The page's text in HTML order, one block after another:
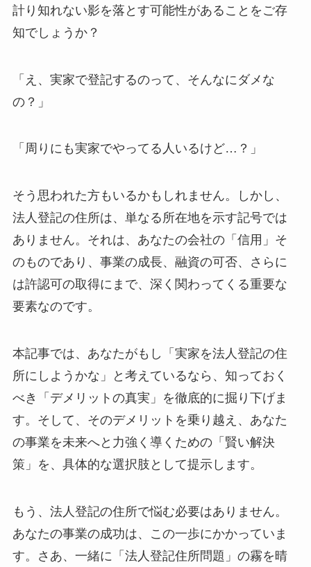
計り知れない影を落とす可能性があることをご存
知でしょうか？
「え、実家で登記するのって、そんなにダメな
の？」
「周りにも実家でやってる人いるけど…？」
そう思われた方もいるかもしれません。しかし、
法人登記の住所は、単なる所在地を示す記号では
ありません。それは、あなたの会社の「信用」そ
のものであり、事業の成長、融資の可否、さらに
は許認可の取得にまで、深く関わってくる重要な
要素なのです。
本記事では、あなたがもし「実家を法人登記の住
所にしようかな」と考えているなら、知っておく
べき「デメリットの真実」を徹底的に掘り下げま
す。そして、そのデメリットを乗り越え、あなた
の事業を未来へと力強く導くための「賢い解決
策」を、具体的な選択肢として提示します。
もう、法人登記の住所で悩む必要はありません。
あなたの事業の成功は、この一歩にかかっていま
す。さあ、一緒に「法人登記住所問題」の霧を晴